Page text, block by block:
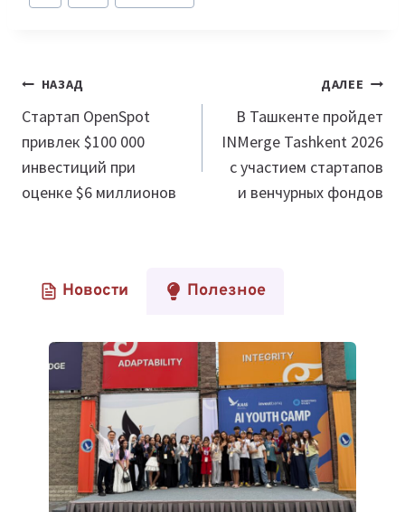
записи:
Навигация
по
записям
НАЗАД
Стартап OpenSpot
привлек $100 000
инвестиций при
оценке $6 миллионов
ДАЛЕЕ
В Ташкенте пройдет
INMerge Tashkent 2026
с участием стартапов
и венчурных фондов
Новости Полезное